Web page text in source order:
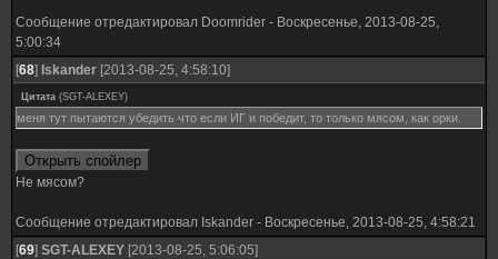
Сообщение отредактировал Doomrider - Воскресенье, 2013-08-25,
5:00:34
[68] Iskander [2013-08-25, 4:58:10]
Цитата (SGT-ALEXEY)
меня тут пытаются убедить что если ИГ и победит, то только мясом, как орки.
Не мясом?
Сообщение отредактировал Iskander - Воскресенье, 2013-08-25, 4:58:21
[69] SGT-ALEXEY [2013-08-25, 5:06:05]